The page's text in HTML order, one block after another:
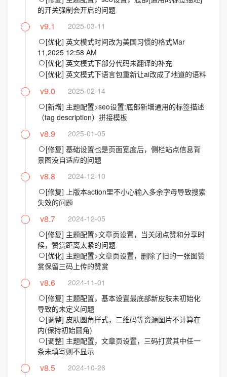
的开关强制会开启的问题
2025-03-11
[优化] 英文模式时间改为美国习惯的格式Mar
11,2025 12:58 AM
[优化] 英文模式下部分代码未翻译的补充
[优化] 英文模式下语言包重新让ai改成了地道的语料
v9.1
2025-02-14
[新增] 主题配置>seo设置:底部新增通用的标签描述
（tag description）拼接模板
v9.0
2025-01-05
[修复] 基础设置也是页面宽度后，侧栏站点信息背
景图没自适应的问题
v8.9
2024-12-10
[修复] 上版本action里不小心输入多余字母导致搜索
失效的问题
v8.8
2024-12-05
[修复] 主题配置>文章页设置，当关闭点赞和分享时
候，赞赏距离太紧的问题
[优化] 主题配置>文章页设置，删除了旧的一张图赞
赏保留三码上传的赞赏
v8.7
2024-11-01
[修复] 主题配置，基本设置最底部新皮肤未初始化
导致的未定义问题
[调整] 皮肤圆角样式，二维码等资源图片不计算在
内(保持初始圆角)
[调整] 主题配置，文章页设置，三码打赏其中任一
条未填写则不显示
v8.6
2024-10-26
v8.5